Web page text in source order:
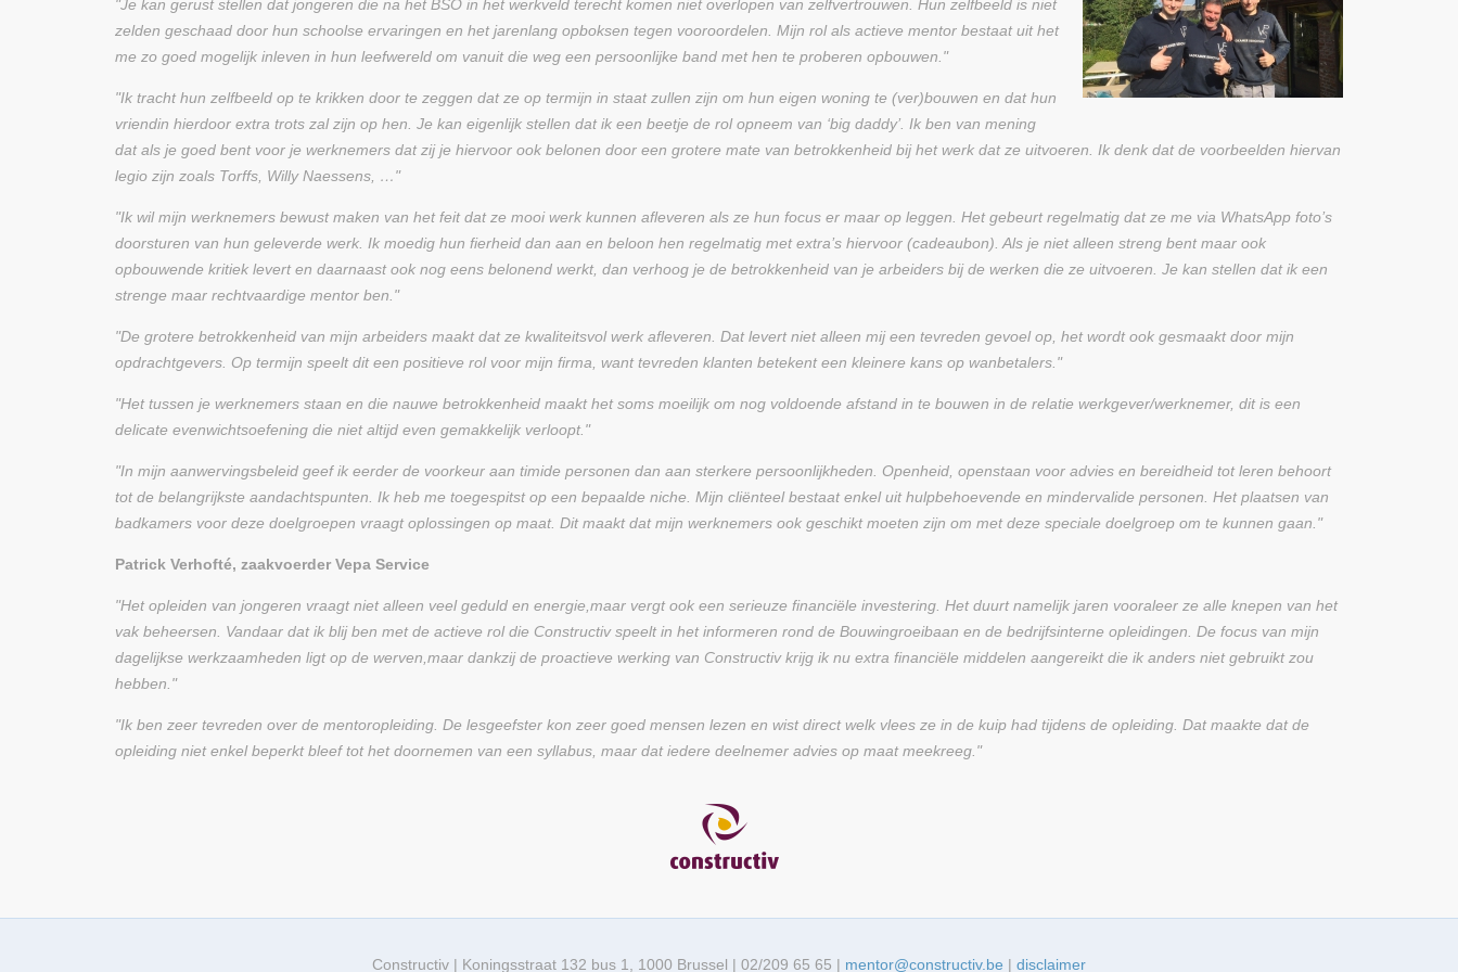
"Je kan gerust stellen dat jongeren die na het BSO in het werkveld terecht komen niet overlopen van zelfvertrouwen. Hun zelfbeeld is niet
zelden geschaad door hun schoolse ervaringen en het jarenlang opboksen tegen vooroordelen. Mijn rol als actieve mentor bestaat uit het
me zo goed mogelijk inleven in hun leefwereld om vanuit die weg een persoonlijke band met hen te proberen opbouwen."
"Ik tracht hun zelfbeeld op te krikken door te zeggen dat ze op termijn in staat zullen zijn om hun eigen woning te (ver)bouwen en dat hun
vriendin hierdoor extra trots zal zijn op hen. Je kan eigenlijk stellen dat ik een beetje de rol opneem van ‘big daddy’. Ik ben van mening
dat als je goed bent voor je werknemers dat zij je hiervoor ook belonen door een grotere mate van betrokkenheid bij het werk dat ze uitvoeren. Ik denk dat de voorbeelden hiervan
legio zijn zoals Torffs, Willy Naessens, …"
"Ik wil mijn werknemers bewust maken van het feit dat ze mooi werk kunnen afleveren als ze hun focus er maar op leggen. Het gebeurt regelmatig dat ze me via WhatsApp foto’s
doorsturen van hun geleverde werk. Ik moedig hun fierheid dan aan en beloon hen regelmatig met extra’s hiervoor (cadeaubon). Als je niet alleen streng bent maar ook
opbouwende kritiek levert en daarnaast ook nog eens belonend werkt, dan verhoog je de betrokkenheid van je arbeiders bij de werken die ze uitvoeren. Je kan stellen dat ik een
strenge maar rechtvaardige mentor ben."
"De grotere betrokkenheid van mijn arbeiders maakt dat ze kwaliteitsvol werk afleveren. Dat levert niet alleen mij een tevreden gevoel op, het wordt ook gesmaakt door mijn
opdrachtgevers. Op termijn speelt dit een positieve rol voor mijn firma, want tevreden klanten betekent een kleinere kans op wanbetalers."
"Het tussen je werknemers staan en die nauwe betrokkenheid maakt het soms moeilijk om nog voldoende afstand in te bouwen in de relatie werkgever/werknemer, dit is een
delicate evenwichtsoefening die niet altijd even gemakkelijk verloopt."
"In mijn aanwervingsbeleid geef ik eerder de voorkeur aan timide personen dan aan sterkere persoonlijkheden. Openheid, openstaan voor advies en bereidheid tot leren behoort
tot de belangrijkste aandachtspunten. Ik heb me toegespitst op een bepaalde niche. Mijn cliënteel bestaat enkel uit hulpbehoevende en mindervalide personen. Het plaatsen van
badkamers voor deze doelgroepen vraagt oplossingen op maat. Dit maakt dat mijn werknemers ook geschikt moeten zijn om met deze speciale doelgroep om te kunnen gaan."
Patrick Verhofté, zaakvoerder Vepa Service
"Het opleiden van jongeren vraagt niet alleen veel geduld en energie,maar vergt ook een serieuze financiële investering. Het duurt namelijk jaren vooraleer ze alle knepen van het
vak beheersen. Vandaar dat ik blij ben met de actieve rol die Constructiv speelt in het informeren rond de Bouwingroeibaan en de bedrijfsinterne opleidingen. De focus van mijn
dagelijkse werkzaamheden ligt op de werven,maar dankzij de proactieve werking van Constructiv krijg ik nu extra financiële middelen aangereikt die ik anders niet gebruikt zou
hebben."
"Ik ben zeer tevreden over de mentoropleiding. De lesgeefster kon zeer goed mensen lezen en wist direct welk vlees ze in de kuip had tijdens de opleiding. Dat maakte dat de
opleiding niet enkel beperkt bleef tot het doornemen van een syllabus, maar dat iedere deelnemer advies op maat meekreeg."
Constructiv | Koningsstraat 132 bus 1, 1000 Brussel | 02/209 65 65 | mentor@constructiv.be | disclaimer